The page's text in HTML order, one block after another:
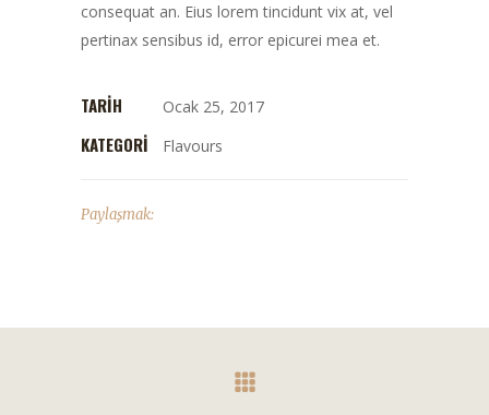
consequat an. Eius lorem tincidunt vix at, vel
pertinax sensibus id, error epicurei mea et.
TARIH Ocak 25, 2017
KATEGORI Flavours
Paylaşmak: